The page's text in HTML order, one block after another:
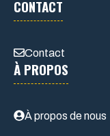
CONTACT
Contact
À PROPOS
À propos de nous